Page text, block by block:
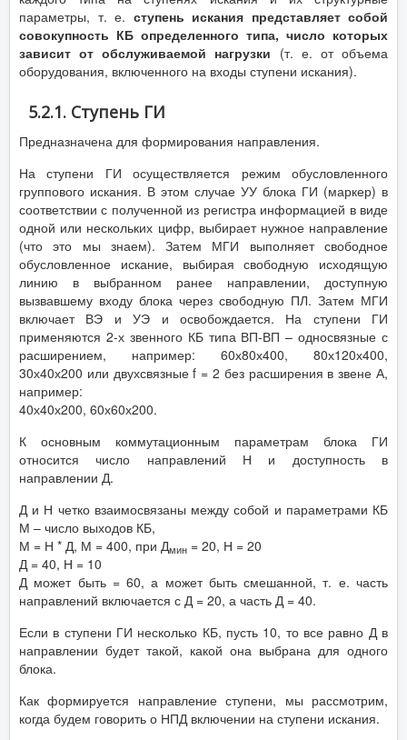
параметры, т. е. ступень искания представляет собой
совокупность КБ определенного типа, число которых
зависит от обслуживаемой нагрузки (т. е. от объема
оборудования, включенного на входы ступени искания).
5.2.1. Ступень ГИ
Предназначена для формирования направления.
На ступени ГИ осуществляется режим обусловленного
группового искания. В этом случае УУ блока ГИ (маркер) в
соответствии с полученной из регистра информацией в виде
одной или нескольких цифр, выбирает нужное направление
(что это мы знаем). Затем МГИ выполняет свободное
обусловленное искание, выбирая свободную исходящую
линию в выбранном ранее направлении, доступную
вызвавшему входу блока через свободную ПЛ. Затем МГИ
включает ВЭ и УЭ и освобождается. На ступени ГИ
применяются 2-х звенного КБ типа ВП-ВП – односвязные с
расширением, например: 60х80х400, 80х120х400,
30х40х200 или двухсвязные f = 2 без расширения в звене А,
например:
40х40х200, 60х60х200.
К основным коммутационным параметрам блока ГИ
относится число направлений Н и доступность в
направлении Д.
Д и Н четко взаимосвязаны между собой и параметрами КБ
М – число выходов КБ,
М = Н * Д, М = 400, при Дмин = 20, Н = 20
Д = 40, Н = 10
Д может быть = 60, а может быть смешанной, т. е. часть
направлений включается с Д = 20, а часть Д = 40.
Если в ступени ГИ несколько КБ, пусть 10, то все равно Д в
направлении будет такой, какой она выбрана для одного
блока.
Как формируется направление ступени, мы рассмотрим,
когда будем говорить о НПД включении на ступени искания.